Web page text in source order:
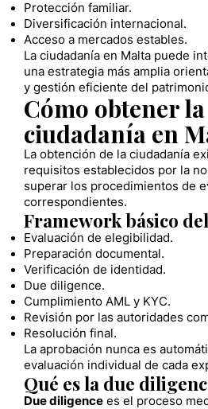
Protección familiar.
Diversificación internacional.
Acceso a mercados estables.
La ciudadanía en Malta puede
una estrategia más amplia
y gestión eficiente del
Cómo obtener la
ciudadanía en
La obtención de la ciudadanía
requisitos establecidos por la
superar los procedimientos de
correspondientes.
Framework básico
Evaluación de elegibilidad.
Preparación documental.
Verificación de identidad.
Due diligence.
Cumplimiento AML y KYC.
Revisión por las autoridades
Resolución final.
La aprobación nunca es
evaluación individual de cada
Qué es la due
Due diligence es el proceso